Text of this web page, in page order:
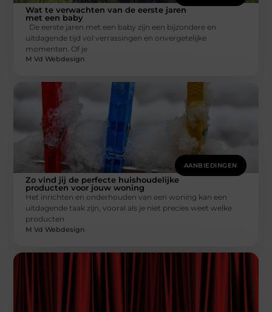
Wat te verwachten van de eerste jaren
met een baby
De eerste jaren met een baby zijn een bijzondere en
uitdagende tijd vol verrassingen en onvergetelijke
momenten. Of je
M Vd Webdesign
AANBIEDINGEN
Zo vind jij de perfecte huishoudelijke
producten voor jouw woning
Het inrichten en onderhouden van een woning kan een
uitdagende taak zijn, vooral als je niet precies weet welke
producten
M Vd Webdesign